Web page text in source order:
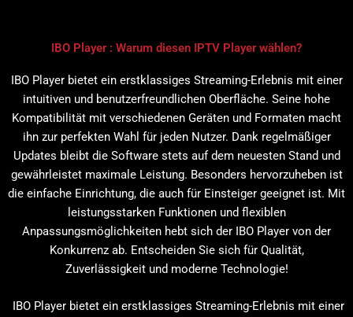
IBO Player : Warum diesen IPTV Player wählen?
IBO Player bietet ein erstklassiges Streaming-Erlebnis mit einer
intuitiven und benutzerfreundlichen Oberfläche. Seine hohe
Kompatibilität mit verschiedenen Geräten und Formaten macht
ihn zur perfekten Wahl für jeden Nutzer. Dank regelmäßiger
Updates bleibt die Software stets auf dem neuesten Stand und
gewährleistet maximale Leistung. Besonders hervorzuheben ist
die einfache Einrichtung, die auch für Einsteiger geeignet ist. Mit
leistungsstarken Funktionen und flexiblen
Anpassungsmöglichkeiten hebt sich der IBO Player von der
Konkurrenz ab. Entscheiden Sie sich für Qualität,
Zuverlässigkeit und moderne Technologie!
IBO Player bietet ein erstklassiges Streaming-Erlebnis mit einer